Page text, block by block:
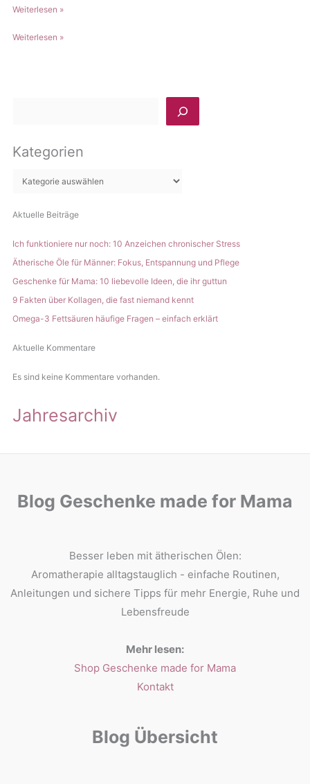
doTERRA
Mineralischer
Weiterlesen »
doTERRA
Weiterlesen »
h
Kategorien
Aktuelle Beiträge
Ich funktioniere nur noch: 10 Anzeichen chronischer Stress
Ätherische Öle für Männer: Fokus, Entspannung und Pflege
Geschenke für Mama: 10 liebevolle Ideen, die ihr guttun
9 Fakten über Kollagen, die fast niemand kennt
Omega-3 Fettsäuren häufige Fragen – einfach erklärt
Aktuelle Kommentare
Es sind keine Kommentare vorhanden.
Jahresarchiv
Blog Geschenke made for Mama
Besser leben mit ätherischen Ölen:
Aromatherapie alltagstauglich - einfache Routinen,
Anleitungen und sichere Tipps für mehr Energie, Ruhe und
Lebensfreude
Mehr lesen:
Shop Geschenke made for Mama
Kontakt
Blog Übersicht